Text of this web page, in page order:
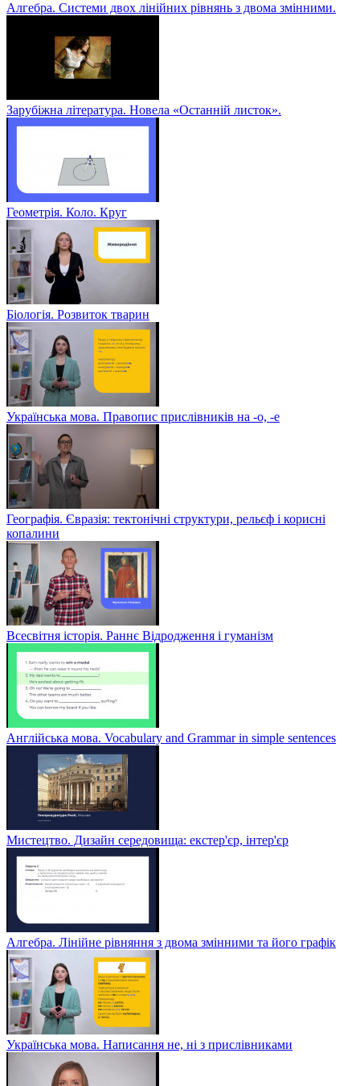
Алгебра. Системи двох лінійних рівнянь з двома змінними.
Зарубіжна література. Новела «Останній листок».
Геометрія. Коло. Круг
Біологія. Розвиток тварин
Українська мова. Правопис прислівників на -о, -е
Географія. Євразія: тектонічні структури, рельєф і корисні
копалини
Всесвітня історія. Раннє Відродження і гуманізм
Англійська мова. Vocabulary and Grammar in simple sentences
Мистецтво. Дизайн середовища: екстер'єр, інтер'єр
Алгебра. Лінійне рівняння з двома змінними та його графік
Українська мова. Написання не, ні з прислівниками